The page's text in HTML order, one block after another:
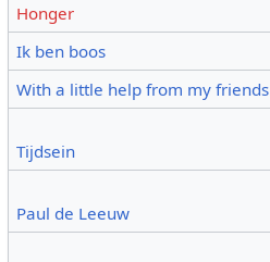
Honger
Ik ben boos
With a little help from my friends
Tijdsein
Paul de Leeuw